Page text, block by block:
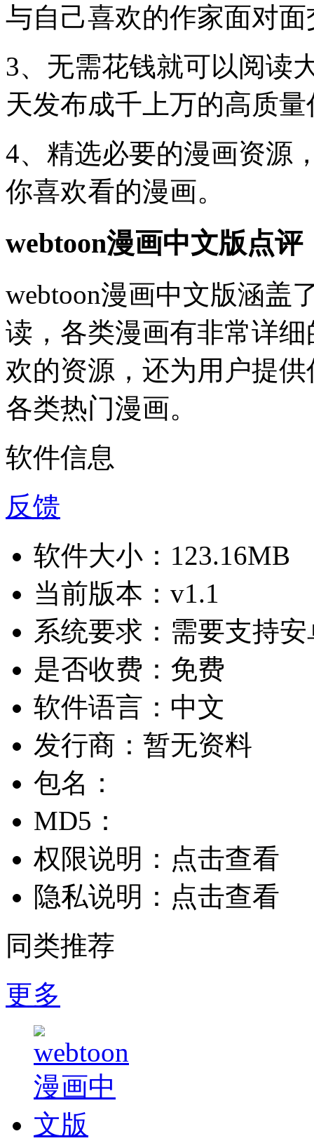
与自己喜欢的作家面对面
3、无需花钱就可以阅读
天发布成千上万的高质
4、精选必要的漫画资源
你喜欢看的漫画。
webtoon漫画中文版点评
webtoon漫画中文版涵盖
读，各类漫画有非常详
欢的资源，还为用户提
各类热门漫画。
软件信息
反馈
软件大小： 123.16MB
当前版本： v1.1
系统要求： 需要支持
是否收费： 免费
软件语言： 中文
发行商： 暂无资料
包名：
MD5：
权限说明： 点击查看
隐私说明： 点击查看
同类推荐
更多